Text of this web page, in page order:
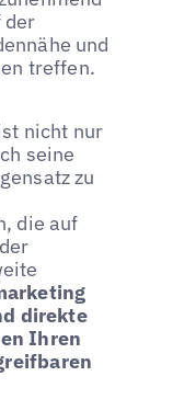
der
und
treffen.
nicht nur
seine
zu
die auf
direkte
Ihren